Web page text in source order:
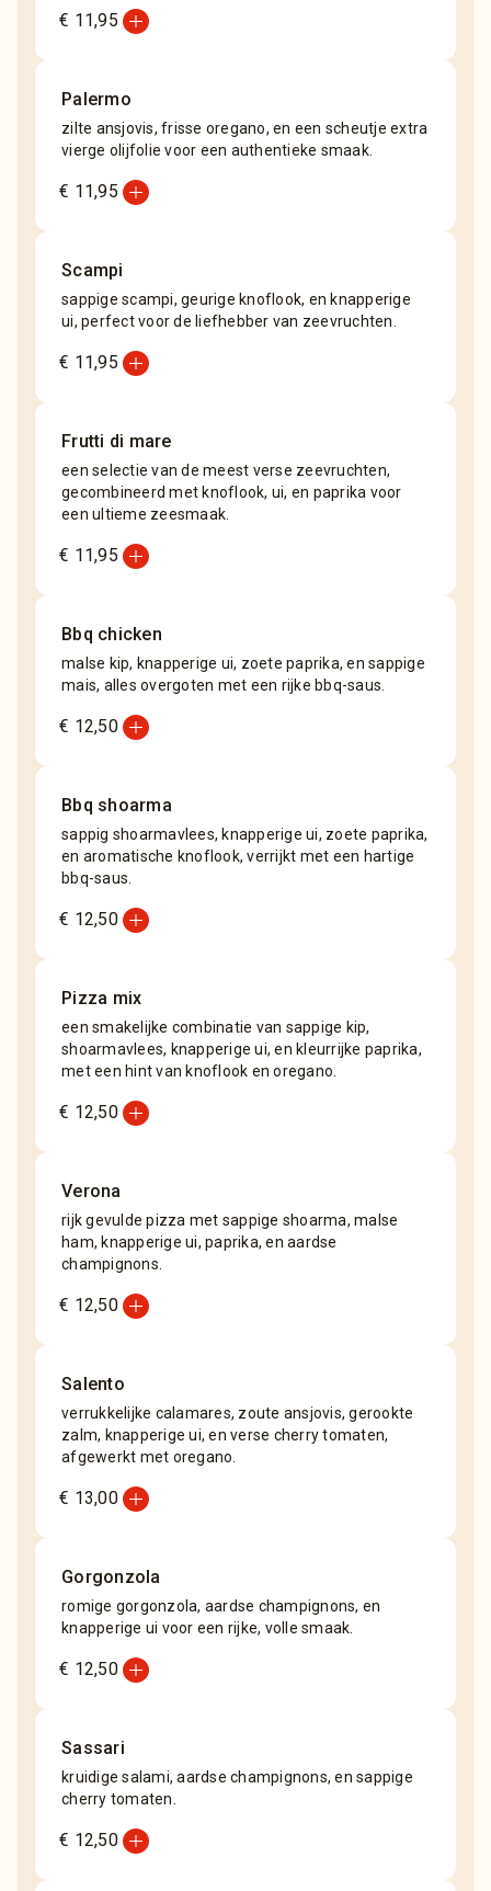
€ 11,95 add_circle
Palermo
zilte ansjovis, frisse oregano, en een scheutje extra
vierge olijfolie voor een authentieke smaak.
€ 11,95 add_circle
Scampi
sappige scampi, geurige knoflook, en knapperige
ui, perfect voor de liefhebber van zeevruchten.
€ 11,95 add_circle
Frutti di mare
een selectie van de meest verse zeevruchten,
gecombineerd met knoflook, ui, en paprika voor
een ultieme zeesmaak.
€ 11,95 add_circle
Bbq chicken
malse kip, knapperige ui, zoete paprika, en sappige
mais, alles overgoten met een rijke bbq-saus.
€ 12,50add_circle
Bbq shoarma
sappig shoarmavlees, knapperige ui, zoete paprika,
en aromatische knoflook, verrijkt met een hartige
bbq-saus.
€ 12,50add_circle
Pizza mix
een smakelijke combinatie van sappige kip,
shoarmavlees, knapperige ui, en kleurrijke paprika,
met een hint van knoflook en oregano.
€ 12,50add_circle
Verona
rijk gevulde pizza met sappige shoarma, malse
ham, knapperige ui, paprika, en aardse
champignons.
€ 12,50add_circle
Salento
verrukkelijke calamares, zoute ansjovis, gerookte
zalm, knapperige ui, en verse cherry tomaten,
afgewerkt met oregano.
€ 13,00add_circle
Gorgonzola
romige gorgonzola, aardse champignons, en
knapperige ui voor een rijke, volle smaak.
€ 12,50add_circle
Sassari
kruidige salami, aardse champignons, en sappige
cherry tomaten.
€ 12,50add_circle